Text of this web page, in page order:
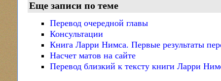
Еще записи по теме
Перевод очередной главы
Консультации
Книга Ларри Нимса. Первые результаты
Насчет матов на сайте
Перевод близкий к тексту книги Ларри